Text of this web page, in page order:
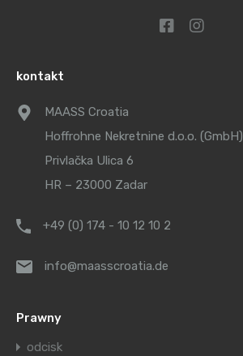
kontakt
MAASS Croatia
Hoffrohne Nekretnine d.o.o. (GmbH)
Privlačka Ulica 6
HR – 23000 Zadar
+49 (0) 174 - 10 12 10 2
info@maasscroatia.de
Prawny
odcisk